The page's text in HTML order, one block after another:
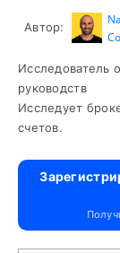
Автор:
Исследователь
руководств
Исследует
счетов.